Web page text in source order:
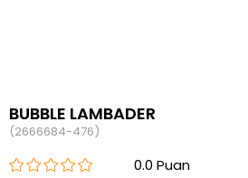
BUBBLE LAMBADER
(2666684-476)
0.0